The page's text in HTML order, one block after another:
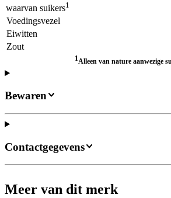
waarvan suikers1
Voedingsvezel
Eiwitten
Zout
1Alleen van nature aanwezige
Bewaren
Contactgegevens
Meer van dit merk